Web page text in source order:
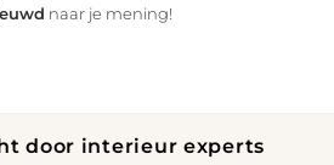
naar je mening!
door interieur experts